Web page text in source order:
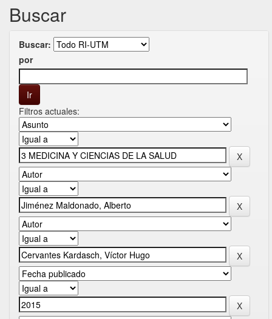
Buscar
Buscar:
por
Filtros actuales: